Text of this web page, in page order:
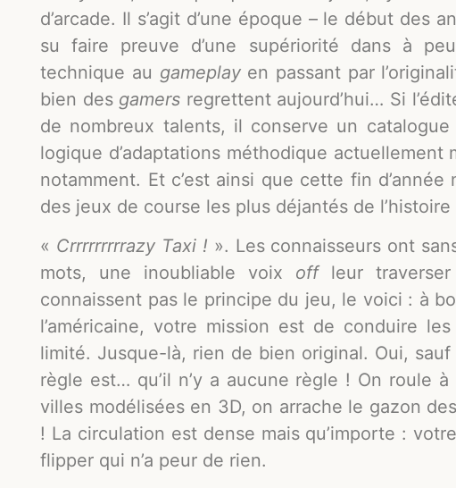
d’arcade. Il s’agit d’une époque – le début des
su faire preuve d’une supériorité dans à
technique au gameplayen passant par
bien des gamers regrettent aujourd’hui… Si
de nombreux talents, il conserve un
logique d’adaptations méthodique
notamment. Et c’est ainsi que cette fin
des jeux de course les plus déjantés de
« Crrrrrrrrrazy Taxi ! ». Les connaisseurs ont
mots, une inoubliable voix offleur traverser
connaissent pas le principe du jeu, le voici : à
l’américaine, votre mission est de conduire
limité. Jusque-là, rien de bien original. Oui, sauf
règle est… qu’il n’y a aucune règle ! On roule
villes modélisées en 3D, on arrache le gazon
! La circulation est dense mais qu’importe :
flipper qui n’a peur de rien.